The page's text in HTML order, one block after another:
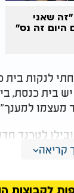
שאני
היום זה נס"
לנקות
בית כנסת,
מעצמו
לטרנד
כשהן
קריאה